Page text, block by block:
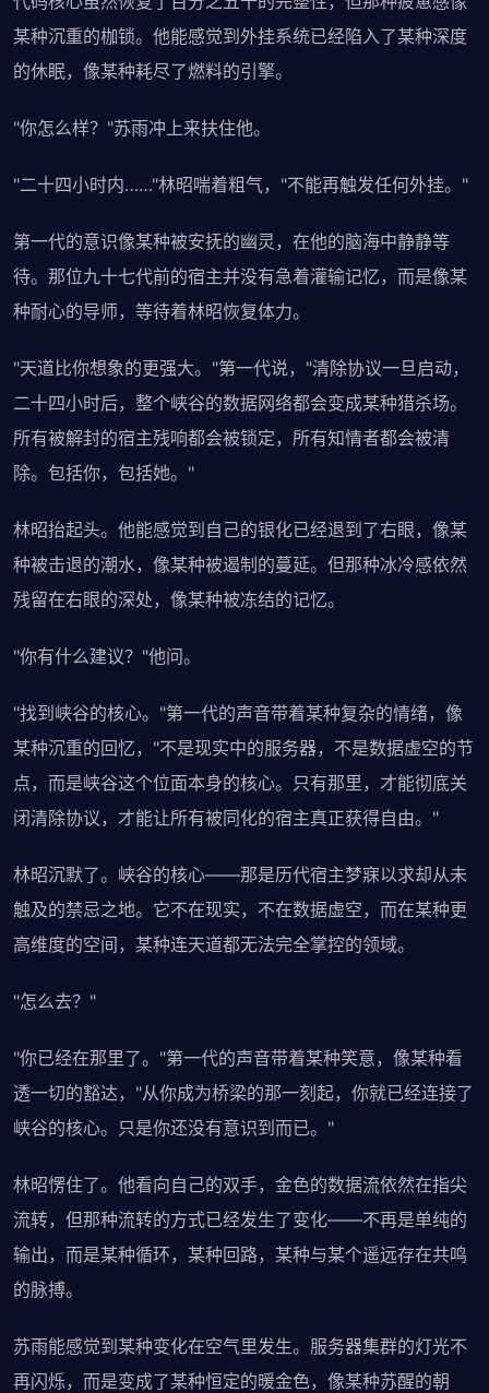
某种沉重的枷锁。他能感觉到外挂系统已经陷入了某种深度
的休眠，像某种耗尽了燃料的引擎。
"你怎么样？"苏雨冲上来扶住他。
"二十四小时内……"林昭喘着粗气，"不能再触发任何外挂。"
第一代的意识像某种被安抚的幽灵，在他的脑海中静静等
待。那位九十七代前的宿主并没有急着灌输记忆，而是像某
种耐心的导师，等待着林昭恢复体力。
"天道比你想象的更强大。"第一代说，"清除协议一旦启动，
二十四小时后，整个峡谷的数据网络都会变成某种猎杀场。
所有被解封的宿主残响都会被锁定，所有知情者都会被清
除。包括你，包括她。"
林昭抬起头。他能感觉到自己的银化已经退到了右眼，像某
种被击退的潮水，像某种被遏制的蔓延。但那种冰冷感依然
残留在右眼的深处，像某种被冻结的记忆。
"你有什么建议？"他问。
"找到峡谷的核心。"第一代的声音带着某种复杂的情绪，像
某种沉重的回忆，"不是现实中的服务器，不是数据虚空的节
点，而是峡谷这个位面本身的核心。只有那里，才能彻底关
闭清除协议，才能让所有被同化的宿主真正获得自由。"
林昭沉默了。峡谷的核心——那是历代宿主梦寐以求却从未
触及的禁忌之地。它不在现实，不在数据虚空，而在某种更
高维度的空间，某种连天道都无法完全掌控的领域。
"怎么去？"
"你已经在那里了。"第一代的声音带着某种笑意，像某种看
透一切的豁达，"从你成为桥梁的那一刻起，你就已经连接了
峡谷的核心。只是你还没有意识到而已。"
林昭愣住了。他看向自己的双手，金色的数据流依然在指尖
流转，但那种流转的方式已经发生了变化——不再是单纯的
输出，而是某种循环，某种回路，某种与某个遥远存在共鸣
的脉搏。
苏雨能感觉到某种变化在空气里发生。服务器集群的灯光不
再闪烁，而是变成了某种恒定的暖金色，像某种苏醒的朝